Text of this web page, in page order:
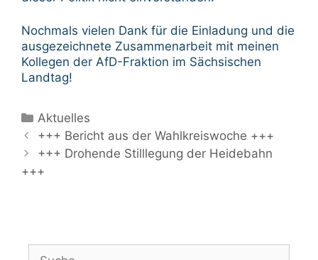
Nochmals vielen Dank für die Einladung und die
ausgezeichnete Zusammenarbeit mit meinen
Kollegen der AfD-Fraktion im Sächsischen
Landtag!
Kategorien
Aktuelles
Beitrags-
Navigation
+++ Bericht aus der Wahlkreiswoche +++
+++ Drohende Stilllegung der Heidebahn
+++